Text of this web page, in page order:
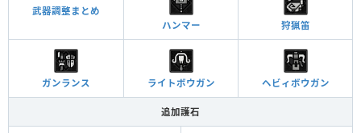
武器調整まとめ
ハンマー
狩猟笛
ガンランス ライトボウガン ヘビィボウガン
追加護石